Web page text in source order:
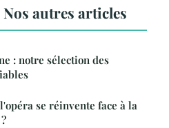
autres articles
: notre sélection des
se réinvente face à la